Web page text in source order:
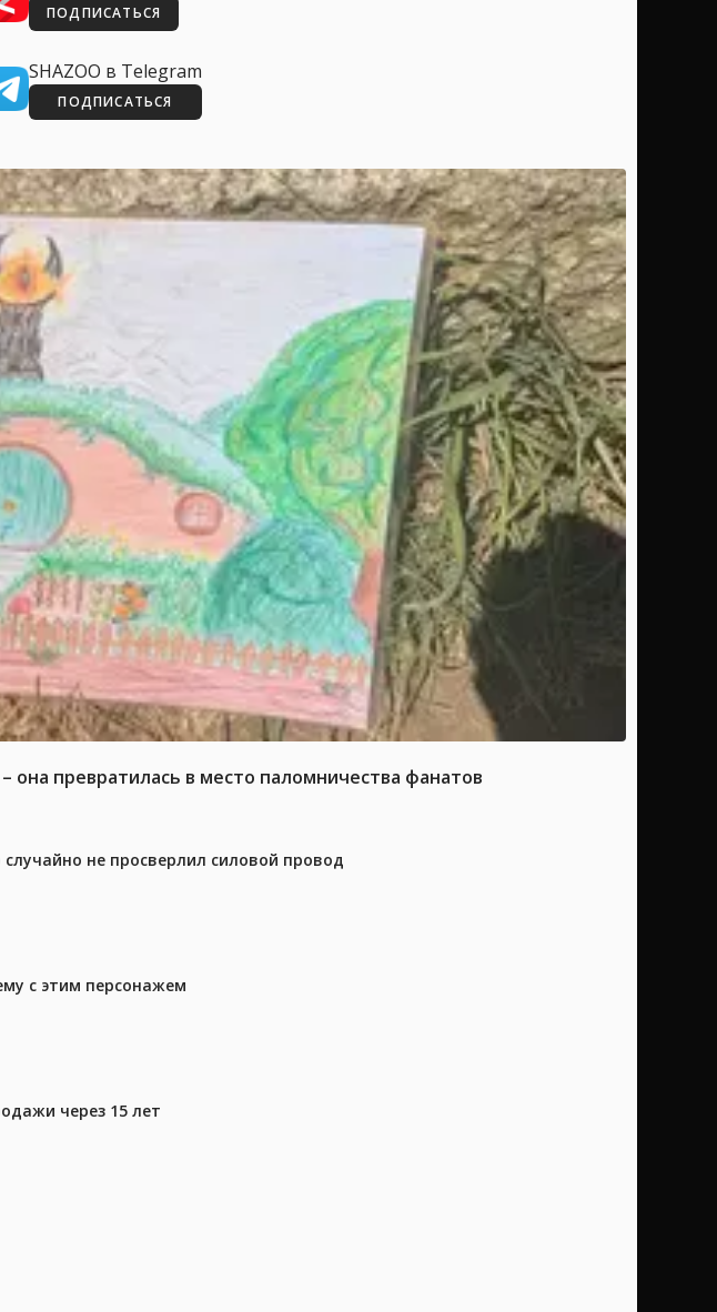
ПОДПИСАТЬСЯ
SHAZOO в Telegram
ПОДПИСАТЬСЯ
превратилась в место паломничества фанатов
не просверлил силовой провод
с этим персонажем
через 15 лет